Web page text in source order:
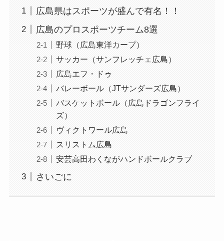
広島県はスポーツが盛んで有名！！
広島のプロスポーツチーム8選
野球（広島東洋カープ）
サッカー（サンフレッチェ広島）
広島エフ・ドゥ
バレーボール（JTサンダーズ広島）
バスケットボール（広島ドラゴンフライ
ズ）
ヴィクトワール広島
スリストム広島
安芸高田わくながハンドボールクラブ
さいごに